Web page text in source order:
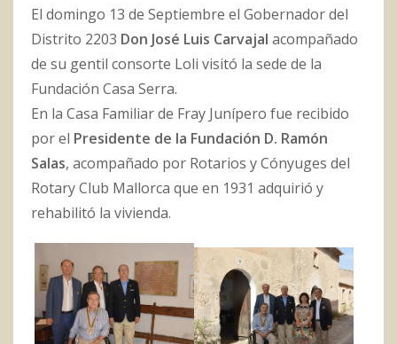
El domingo 13 de Septiembre el Gobernador del
Distrito 2203 Don José Luis Carvajal acompañado
de su gentil consorte Loli visitó la sede de la
Fundación Casa Serra.
En la Casa Familiar de Fray Junípero fue recibido
por el Presidente de la Fundación D. Ramón
Salas, acompañado por Rotarios y Cónyuges del
Rotary Club Mallorca que en 1931 adquirió y
rehabilitó la vivienda.